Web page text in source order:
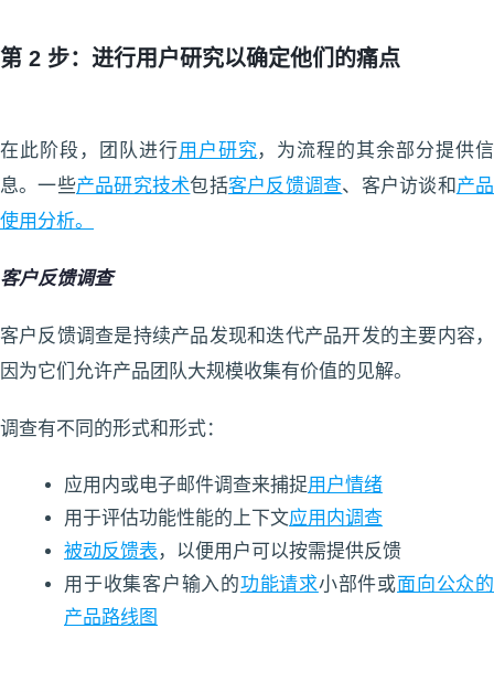
第 2 步：进行用户研究以确定他们的痛点
在此阶段，团队进行用户研究，为流程的其余部分提供信
息。一些产品研究技术包括客户反馈调查、客户访谈和 产品
使用分析。
客户反馈调查
客户反馈调查是持续产品发现和迭代产品开发的主要内容，
因为它们允许产品团队大规模收集有价值的见解。
调查有不同的形式和形式：
应用内或电子邮件调查来捕捉用户情绪
用于评估功能性能的上下文应用内调查
被动反馈表 ，以便用户可以按需提供反馈
用于收集客户输入的功能请求小部件或面向公众的
产品路线图